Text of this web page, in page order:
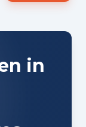
in